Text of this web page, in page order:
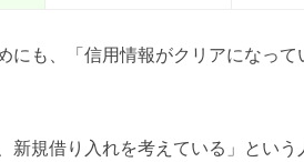
にも、「信用情報がクリアになっ
新規借り入れを考えている」という